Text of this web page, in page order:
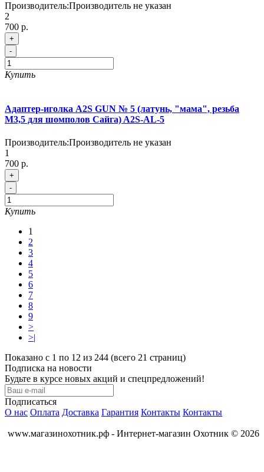
Производитель:Производитель не указан
2
700 р.
+
-
Купить
Адаптер-иголка A2S GUN № 5 (латунь, "мама", резьба
М3,5 для шомполов Сайга) A2S-AL-5
Производитель:Производитель не указан
1
700 р.
+
-
Купить
1
2
3
4
5
6
7
8
9
>
>|
Показано с 1 по 12 из 244 (всего 21 страниц)
Подписка на новости
Будьте в курсе новых акций и спецпредложений!
Подписаться
О нас Оплата Доставка Гарантия Контакты Контакты
www.магазинохотник.рф - Интернет-магазин Охотник © 2026